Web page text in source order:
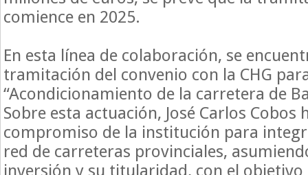
comience en 2025.
En esta línea de colaboración, se
tramitación del convenio con la CHG
“Acondicionamiento de la carretera de
Sobre esta actuación, José Carlos Cobos
compromiso de la institución para
red de carreteras provinciales,
inversión y su titularidad, con el